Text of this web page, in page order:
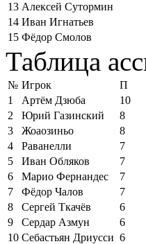
13 Алексей Сутормин
14 Иван Игнатьев
15 Фёдор Смолов
Таблица
№ Игрок
П
1
Артём Дзюба
10
2
Юрий Газинский
8
3
Жоаозиньо
8
4
Раванелли
7
5
Иван Обляков
7
6
Марио Фернандес
7
7
Фёдор Чалов
7
8
Сергей Ткачёв
6
9
Сердар Азмун
6
10 Себастьян Дриусси 6